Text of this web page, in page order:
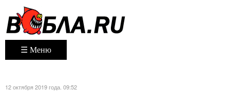
☰ Меню
12 октября 2019 года. 09:52